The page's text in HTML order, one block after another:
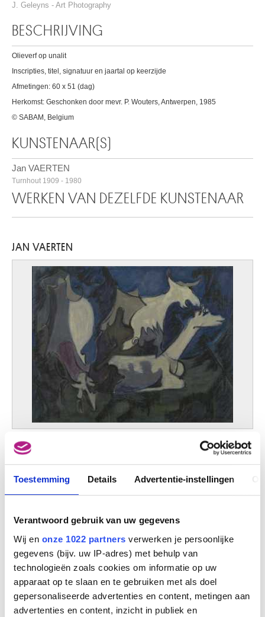
Toestemming Details Advertentie-instellingen
Verantwoord gebruik van uw gegevens
Wij en onze 1022 partners verwerken je persoonlijke
gegevens (bijv. uw IP-adres) met behulp van
technologieën zoals cookies om informatie op uw
apparaat op te slaan en te gebruiken met als doel
gepersonaliseerde advertenties en content, metingen aan
advertenties en content, inzicht in publiek en
J. Geleyns - Art Photography
BESCHRIJVING
Olieverf op unalit
Inscripties, titel, signatuur en jaartal op keerzijde
Afmetingen: 60 x 51 (dag)
Herkomst: Geschonken door mevr. P. Wouters, Antwerpen, 1985
© SABAM, Belgium
KUNSTENAAR(S)
Jan VAERTEN
Turnhout 1909 - 1980
WERKEN VAN DEZELFDE KUNSTENAAR
JAN VAERTEN
De geiten
Jan Vaerten